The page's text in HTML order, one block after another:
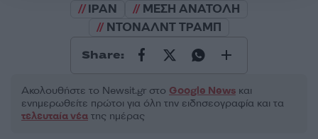
ΙΡΑΝ
ΜΕΣΗ ΑΝΑΤΟΛΗ
ΝΤΟΝΑΛΝΤ ΤΡΑΜΠ
Share:
Ακολουθήστε το Νewsit.gr στο Google News και
ενημερωθείτε πρώτοι για όλη την ειδησεογραφία και τα
τελευταία νέα της ημέρας